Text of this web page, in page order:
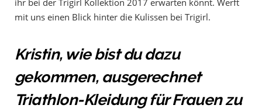
ihr bei der Trigirl Kollektion 2017 erwarten könnt. Werft
mit uns einen Blick hinter die Kulissen bei Trigirl.
Kristin, wie bist du dazu
gekommen, ausgerechnet
Triathlon-Kleidung für Frauen zu